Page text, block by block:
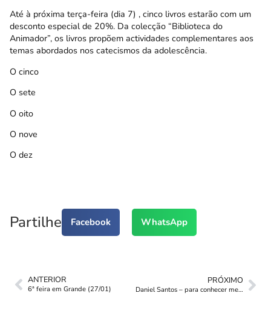
Até à próxima terça-feira (dia 7) , cinco livros estarão com um
desconto especial de 20%. Da colecção “Biblioteca do
Animador”, os livros propõem actividades complementares aos
temas abordados nos catecismos da adolescência.
O cinco
O sete
O oito
O nove
O dez
Partilhe Facebook WhatsApp
ANTERIOR
6ª feira em Grande (27/01)
PRÓXIMO
Daniel Santos – para conhecer melhor